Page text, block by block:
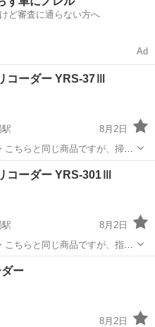
城県常陸大宮市》 人気の
ど審査に通らない方へ
Ad
コーダー YRS-37Ⅲ
8月2日
ん
https://item.rakuten.co.jp/merry-net/yrs37iii/ ・本体は、食...
楽器
コーダー YRS-301Ⅲ
8月2日
管楽器、笛、ハーモニカ
ー
8月2日